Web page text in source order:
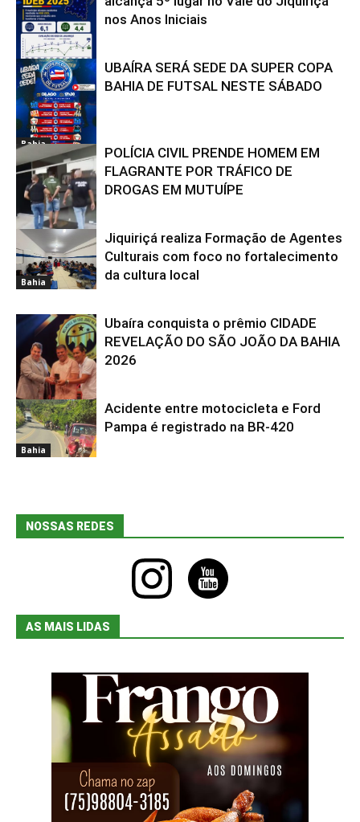
Bahia
nos Anos Iniciais
Bahia
UBAÍRA SERÁ SEDE DA SUPER COPA
BAHIA DE FUTSAL NESTE SÁBADO
Bahia
POLÍCIA CIVIL PRENDE HOMEM EM
FLAGRANTE POR TRÁFICO DE
DROGAS EM MUTUÍPE
Bahia
Jiquiriçá realiza Formação de Agentes
Culturais com foco no fortalecimento
da cultura local
Bahia
Ubaíra conquista o prêmio CIDADE
REVELAÇÃO DO SÃO JOÃO DA BAHIA
2026
Bahia
Acidente entre motocicleta e Ford
Pampa é registrado na BR-420
NOSSAS REDES
instagram youtube
AS MAIS LIDAS